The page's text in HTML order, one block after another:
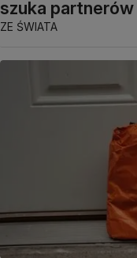
szuka partnerów
ZE ŚWIATA